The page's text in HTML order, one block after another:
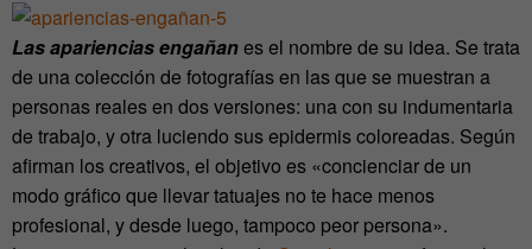
Las apariencias engañanes el nombre de su idea. Se trata
de una colección de fotografías en las que se muestran a
personas reales en dos versiones: una con su indumentaria
de trabajo, y otra luciendo sus epidermis coloreadas. Según
afirman los creativos, el objetivo es «concienciar de un
modo gráfico que llevar tatuajes no te hace menos
profesional, y desde luego, tampoco peor persona».